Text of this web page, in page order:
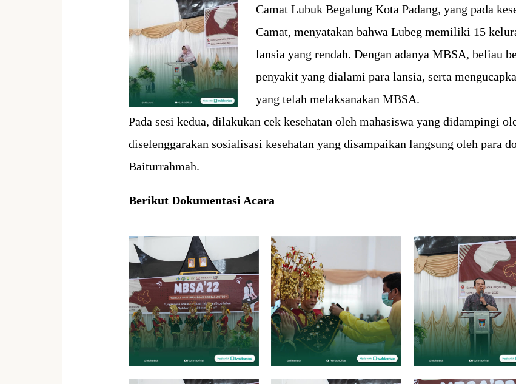
Camat Lubuk Begalung Kota Padang, yang pada
Camat, menyatakan bahwa Lubeg memiliki 15
lansia yang rendah. Dengan adanya MBSA, beliau
penyakit yang dialami para lansia, serta
yang telah melaksanakan MBSA.
Pada sesi kedua, dilakukan cek kesehatan oleh mahasiswa yang didampingi
diselenggarakan sosialisasi kesehatan yang disampaikan langsung oleh para
Baiturrahmah.
Berikut Dokumentasi Acara